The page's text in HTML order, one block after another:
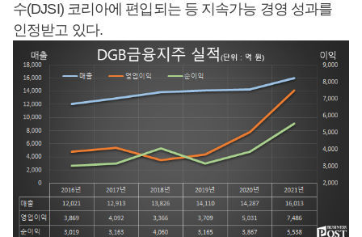
수(DJSI) 코리아에 편입되는 등 지속가능 경영 성과를
인정받고 있다.